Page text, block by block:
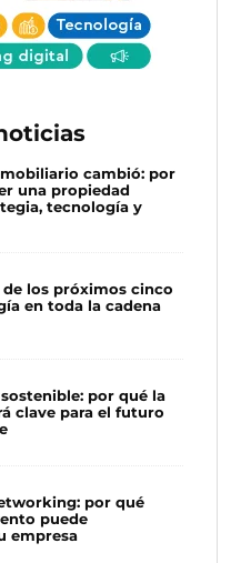
cambió: por
una propiedad
tecnología y
de los próximos cinco
en toda la cadena
por qué la
clave para el futuro
por qué
puede
empresa